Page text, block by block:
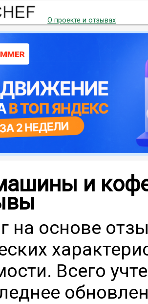
О проекте и отзывах
и
на основе
Всего